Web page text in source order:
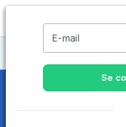
Maisons de retraite
Maisons de
E-mail
Se